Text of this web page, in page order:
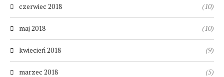
czerwiec 2018 (10)
maj 2018 (10)
kwiecień 2018 (9)
marzec 2018 (5)